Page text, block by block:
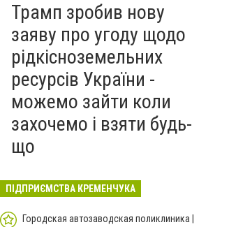
Трамп зробив нову
заяву про угоду щодо
рідкісноземельних
ресурсів України -
можемо зайти коли
захочемо і взяти будь-
що
ПІДПРИЄМСТВА КРЕМЕНЧУКА
Городская автозаводская поликлиника |